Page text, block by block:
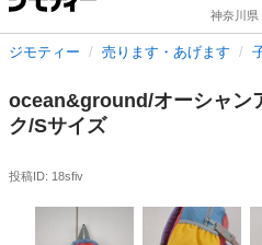
神奈川県
ジモティー 売ります・あげます
ocean&ground/オーシャン
ク/Sサイズ
投稿ID: 18sfiv